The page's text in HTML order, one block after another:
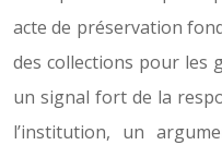
acte de préservation
des collections pour les
un signal fort de la
l’institution, un